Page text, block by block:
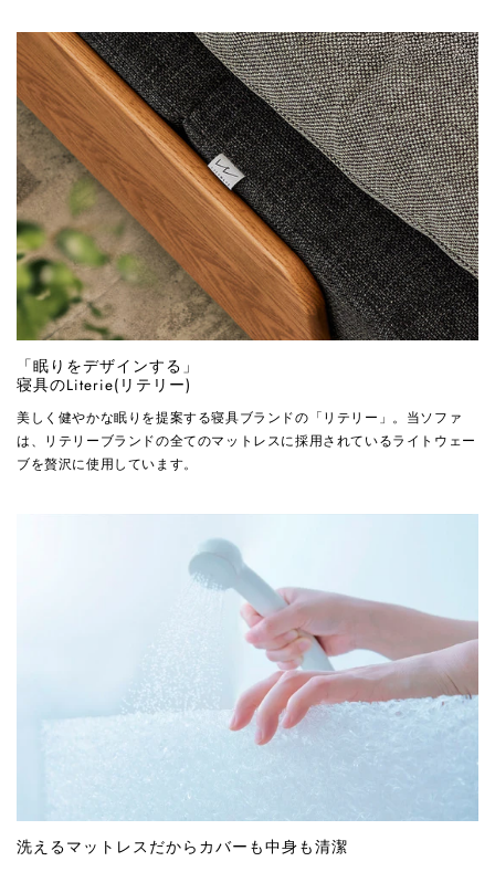
「眠りをデザインする」
寝具のLiterie(リテリー)
美しく健やかな眠りを提案する寝具ブランドの「リテリー」。当ソファ
は、リテリーブランドの全てのマットレスに採用されているライトウェー
ブを贅沢に使用しています。
洗えるマットレスだからカバーも中身も清潔